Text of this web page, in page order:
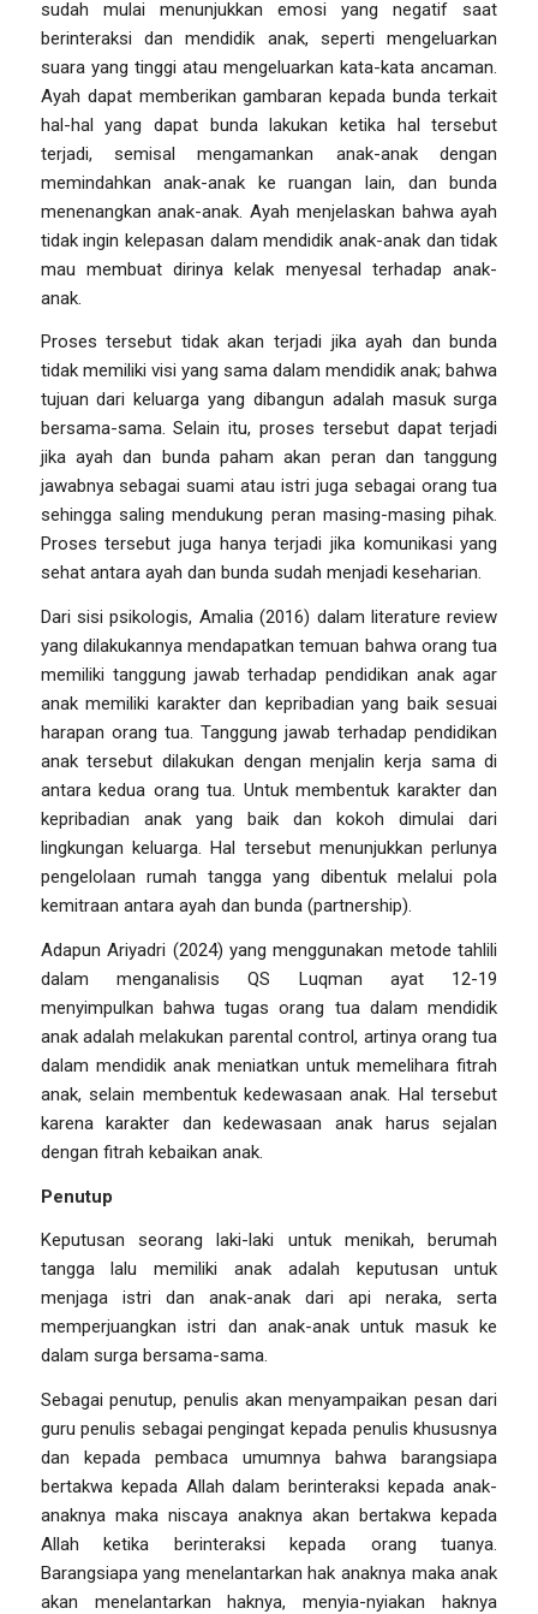
sudah mulai menunjukkan emosi yang negatif saat
berinteraksi dan mendidik anak, seperti mengeluarkan
suara yang tinggi atau mengeluarkan kata-kata ancaman.
Ayah dapat memberikan gambaran kepada bunda terkait
hal-hal yang dapat bunda lakukan ketika hal tersebut
terjadi, semisal mengamankan anak-anak dengan
memindahkan anak-anak ke ruangan lain, dan bunda
menenangkan anak-anak. Ayah menjelaskan bahwa ayah
tidak ingin kelepasan dalam mendidik anak-anak dan tidak
mau membuat dirinya kelak menyesal terhadap anak-
anak.
Proses tersebut tidak akan terjadi jika ayah dan bunda
tidak memiliki visi yang sama dalam mendidik anak; bahwa
tujuan dari keluarga yang dibangun adalah masuk surga
bersama-sama. Selain itu, proses tersebut dapat terjadi
jika ayah dan bunda paham akan peran dan tanggung
jawabnya sebagai suami atau istri juga sebagai orang tua
sehingga saling mendukung peran masing-masing pihak.
Proses tersebut juga hanya terjadi jika komunikasi yang
sehat antara ayah dan bunda sudah menjadi keseharian.
Dari sisi psikologis, Amalia (2016) dalamliterature review
yang dilakukannya mendapatkan temuan bahwa orang tua
memiliki tanggung jawab terhadap pendidikan anak agar
anak memiliki karakter dan kepribadian yang baik sesuai
harapan orang tua. Tanggung jawab terhadap pendidikan
anak tersebut dilakukan dengan menjalin kerja sama di
antara kedua orang tua. Untuk membentuk karakter dan
kepribadian anak yang baik dan kokoh dimulai dari
lingkungan keluarga. Hal tersebut menunjukkan perlunya
pengelolaan rumah tangga yang dibentuk melalui pola
kemitraan antara ayah dan bunda (partnership).
Adapun Ariyadri (2024) yang menggunakan metode tahlili
dalam menganalisis QS Luqman ayat 12-19
menyimpulkan bahwa tugas orang tua dalam mendidik
anak adalah melakukan parental control, artinya orang tua
dalam mendidik anak meniatkan untuk memelihara fitrah
anak, selain membentuk kedewasaan anak. Hal tersebut
karena karakter dan kedewasaan anak harus sejalan
dengan fitrah kebaikan anak.
Penutup
Keputusan seorang laki-laki untuk menikah, berumah
tangga lalu memiliki anak adalah keputusan untuk
menjaga istri dan anak-anak dari api neraka, serta
memperjuangkan istri dan anak-anak untuk masuk ke
dalam surga bersama-sama.
Sebagai penutup, penulis akan menyampaikan pesan dari
guru penulis sebagai pengingat kepada penulis khususnya
dan kepada pembaca umumnya bahwa barangsiapa
bertakwa kepada Allah dalam berinteraksi kepada anak-
anaknya maka niscaya anaknya akan bertakwa kepada
Allah ketika berinteraksi kepada orang tuanya.
Barangsiapa yang menelantarkan hak anaknya maka anak
akan menelantarkan haknya, menyia-nyiakan haknya